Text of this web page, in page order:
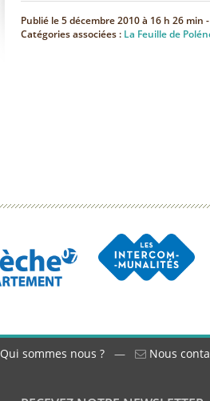
Publié le5 décembre 2010 à 16 h 26 min
Catégories associées : La Feuille de
Qui sommes nous ? — Nous